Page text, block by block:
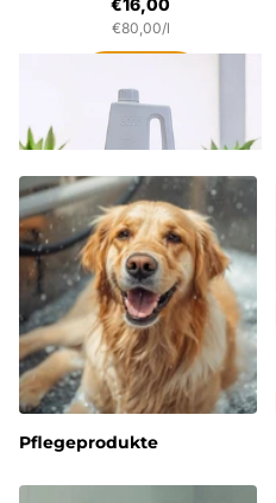
€16,00
€80,00/l
Pflegeprodukte